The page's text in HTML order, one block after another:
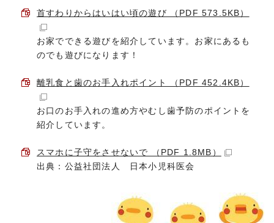
首すわりからはいはい頃の遊び （PDF 573.5KB）
お家でできる遊びを紹介しています。お家にあるも
のでも遊びになります！
離乳食と歯のお手入れポイント （PDF 452.4KB）
お口のお手入れの進め方やむし歯予防のポイントを
紹介しています。
スマホに子守をさせないで （PDF 1.8MB）
出典：公益社団法人 日本小児科医会